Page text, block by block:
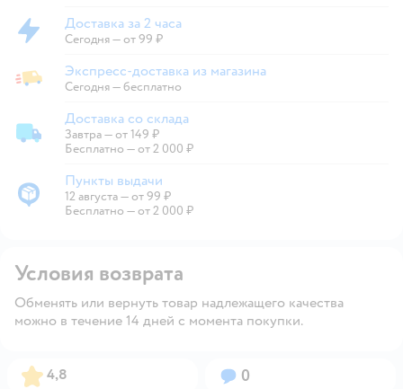
Доставка за 2 часа
Доставка за 2 часа
Сегодня—от 99 ₽
Экспресс-доставка из магазина
Экспресс-доставка из магазина
Сегодня—бесплатно
Доставка со склада
Доставка со склада
Завтра—от 149 ₽
Бесплатно — от 2 000 ₽
Пункты выдачи
Пункты выдачи
12 августа—от 99 ₽
Бесплатно — от 2 000 ₽
Условия возврата
Обменять или вернуть товар надлежащего качества
можно в течение 14 дней с момента покупки.
Рейтинг:
4,8 Вопросов:
0